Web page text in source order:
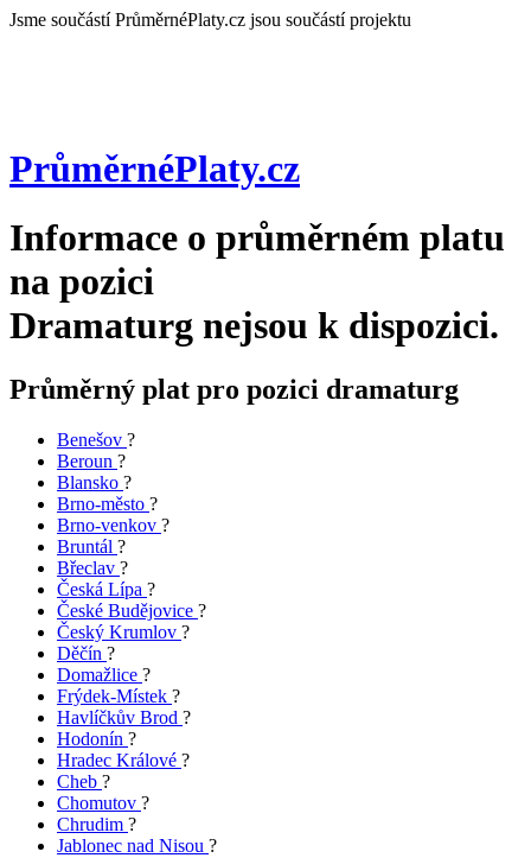
Jsme součástí PrůměrnéPlaty.cz jsou součástí projektu
PrůměrnéPlaty.cz
Informace o průměrném platu
na pozici
Dramaturg nejsou k dispozici.
Průměrný plat pro pozici dramaturg
Benešov ?
Beroun ?
Blansko ?
Brno-město ?
Brno-venkov ?
Bruntál ?
Břeclav ?
Česká Lípa ?
České Budějovice ?
Český Krumlov ?
Děčín ?
Domažlice ?
Frýdek-Místek ?
Havlíčkův Brod ?
Hodonín ?
Hradec Králové ?
Cheb ?
Chomutov ?
Chrudim ?
Jablonec nad Nisou ?